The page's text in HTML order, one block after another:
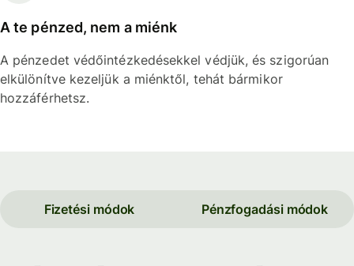
A te pénzed, nem a miénk
A pénzedet védőintézkedésekkel védjük, és szigorúan
elkülönítve kezeljük a miénktől, tehát bármikor
hozzáférhetsz.
Fizetési módok Pénzfogadási módok